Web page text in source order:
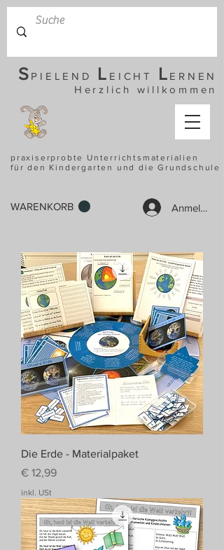
S PIELEND L EICHT L ERNEN
Herzlich willkommen
praxiserprobte Unterrichtsmaterialien
für den Kindergarten und die Grundschule
WARENKORB Anmelden
Die Erde - Materialpaket
Preis
€ 12,99
inkl. USt